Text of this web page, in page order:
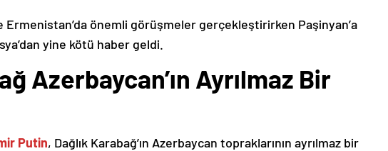
önemli görüşmeler gerçekleştirirken Paşinyan’a
yine kötü haber geldi.
Azerbaycan’ın Ayrılmaz Bir
Putin, Dağlık Karabağ’ın Azerbaycan topraklarının ayrılmaz bir